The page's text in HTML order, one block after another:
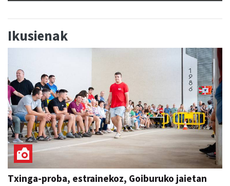
Txinga-proba, estrainekoz, Goiburuko jaietan